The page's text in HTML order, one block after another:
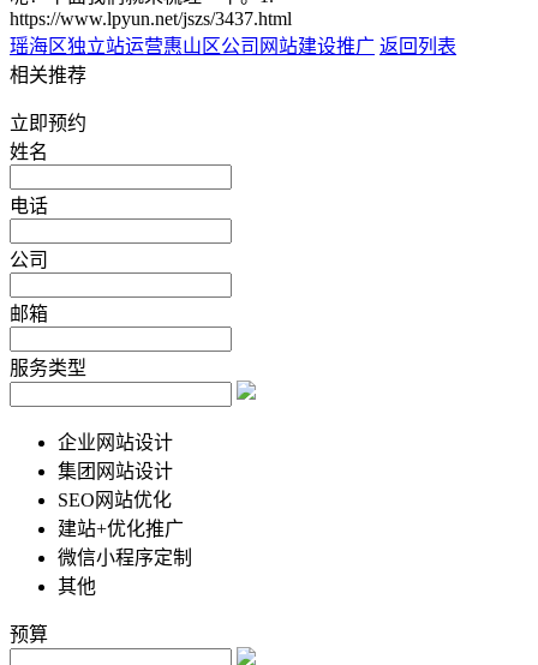
https://www.lpyun.net/jszs/3437.html
瑶海区独立站运营惠山区公司网站建设推广 返回列表
相关推荐
立即预约
姓名
电话
公司
邮箱
服务类型
企业网站设计
集团网站设计
SEO网站优化
建站+优化推广
微信小程序定制
其他
预算